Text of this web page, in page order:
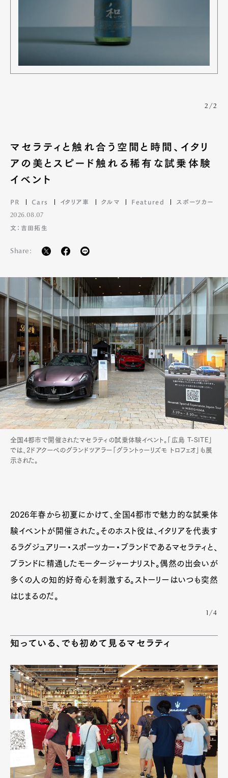
2/2
マセラティと触れ合う空間と時間、イタリ
アの美とスピード触れる稀有な試乗体験
イベント
PR Cars イタリア車 クルマ Featured スポーツカー
2026.08.07
文：吉田拓生
Share:
全国4都市で開催されたマセラティの試乗体験イベント。「広島 T-SITE」
では、2ドアクーペのグランドツアラー「グラントゥーリズモ トロフェオ」も展
示された。
2026年春から初夏にかけて、全国4都市で魅力的な試乗体
験イベントが開催された。そのホスト役は、イタリアを代表す
るラグジュアリー・スポーツカー・ブランドであるマセラティと、
ブランドに精通したモータージャーナリスト。偶然の出会いが
多くの人の知的好奇心を刺激する。ストーリーはいつも突然
はじまるのだ。
1/4
知っている、でも初めて見るマセラティ